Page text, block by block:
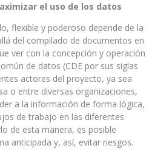
el uso de los datos
flexible y poderoso depende de la
del compilado de documentos en
ver con la concepción y operación
de datos (CDE por sus siglas
actores del proyecto, ya sea
o entre diversas organizaciones,
a la información de forma lógica,
de trabajo en las diferentes
de esta manera, es posible
anticipada y, así, evitar riesgos.